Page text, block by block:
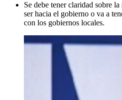
Se debe tener claridad sobre
ser hacia el gobierno o va a
con los gobiernos locales.